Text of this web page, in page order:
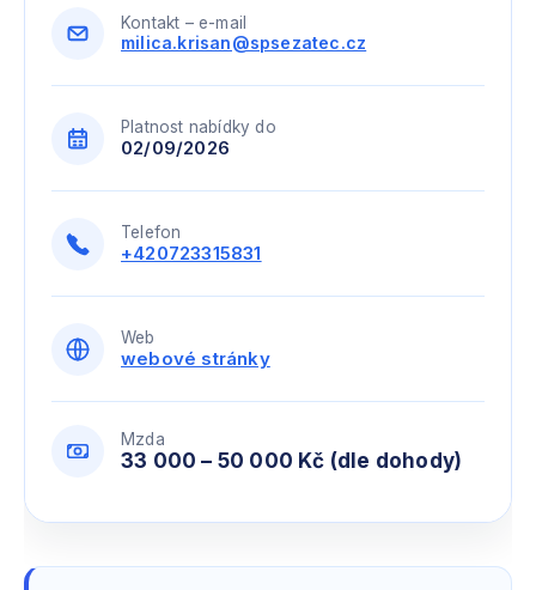
Kontakt – e-mail
milica.krisan@spsezatec.cz
Platnost nabídky do
02/09/2026
Telefon
+420723315831
Web
webové stránky
Mzda
33 000 – 50 000 Kč (dle dohody)